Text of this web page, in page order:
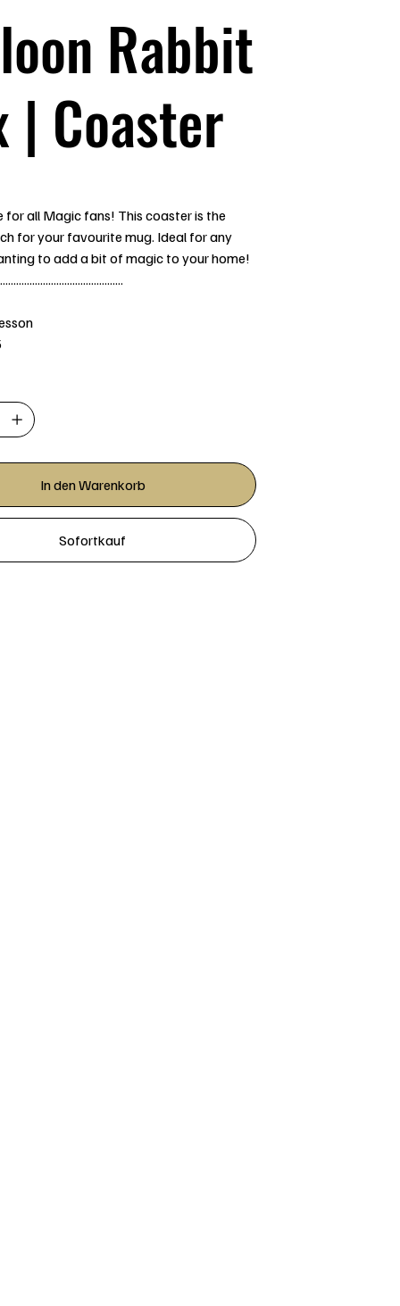
Rabbit
| Coaster
for all Magic fans! This coaster is the
for your favourite mug. Ideal for any
to add a bit of magic to your home!
In den Warenkorb
Sofortkauf